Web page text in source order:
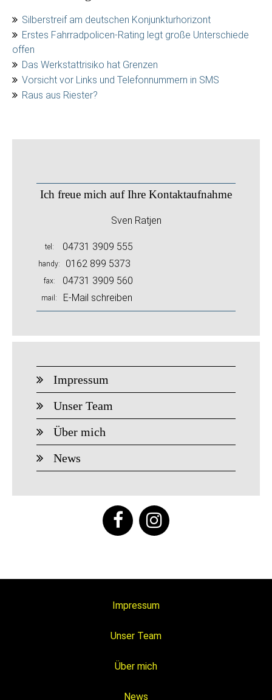
Silberstreif am deutschen Konjunkturhorizont
Erstes Fahrradpolicen-Rating legt große Unterschiede
offen
Das Werkstattrisiko hat Grenzen
Vorsicht vor Links und Telefonnummern in SMS
Raus aus Riester?
Ich freue mich auf Ihre Kontaktaufnahme
Sven Ratjen
tel 04731 3909 555
handy 0162 899 5373
fax 04731 3909 560
mail E-Mail schreiben
Impressum
Unser Team
Über mich
News
Impressum
Unser Team
Über mich
News